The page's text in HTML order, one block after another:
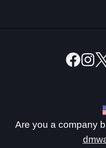
Are you a company